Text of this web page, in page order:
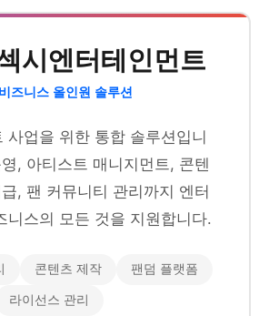
시엔터테인먼트
즈니스 올인원 솔루션
사업을 위한 통합 솔루션입니
, 아티스트 매니지먼트, 콘텐
, 팬 커뮤니티 관리까지 엔터
니스의 모든 것을 지원합니다.
콘텐츠 제작 팬덤 플랫폼
라이선스 관리